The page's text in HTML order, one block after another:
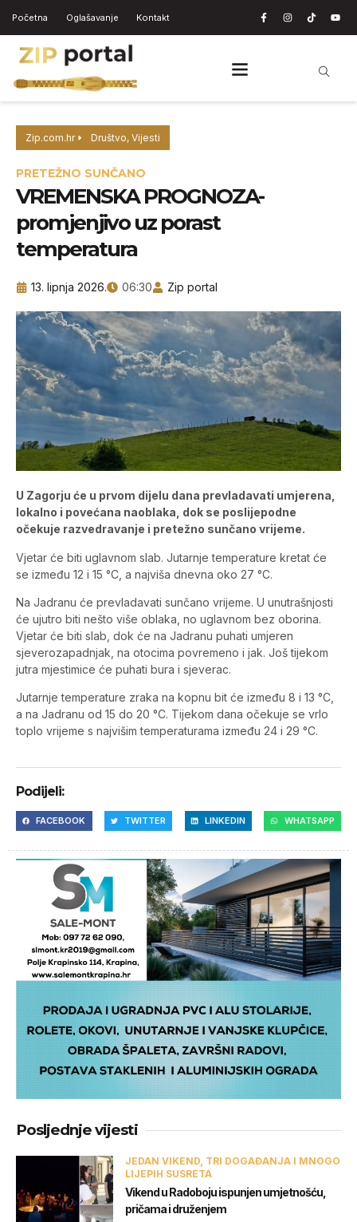
Početna Oglašavanje Kontakt
Zip.com.hr Društvo, Vijesti
PRETEŽNO SUNČANO
VREMENSKA PROGNOZA-
promjenjivo uz porast
temperatura
13. lipnja 2026. 06:30 Zip portal
U Zagorju će u prvom dijelu dana prevladavati umjerena,
lokalno i povećana naoblaka, dok se poslijepodne
očekuje razvedravanje i pretežno sunčano vrijeme.
Vjetar će biti uglavnom slab. Jutarnje temperature kretat će
se između 12 i 15 °C, a najviša dnevna oko 27 °C.
Na Jadranu će prevladavati sunčano vrijeme. U unutrašnjosti
će ujutro biti nešto više oblaka, no uglavnom bez oborina.
Vjetar će biti slab, dok će na Jadranu puhati umjeren
sjeverozapadnjak, na otocima povremeno i jak. Još tijekom
jutra mjestimice će puhati bura i sjeverac.
Jutarnje temperature zraka na kopnu bit će između 8 i 13 °C,
a na Jadranu od 15 do 20 °C. Tijekom dana očekuje se vrlo
toplo vrijeme s najvišim temperaturama između 24 i 29 °C.
Podijeli:
FACEBOOK TWITTER LINKEDIN WHATSAPP
Posljednje vijesti
JEDAN VIKEND, TRI DOGAĐANJA I MNOGO
LIJEPIH SUSRETA
Vikend u Radoboju ispunjen umjetnošću,
pričama i druženjem